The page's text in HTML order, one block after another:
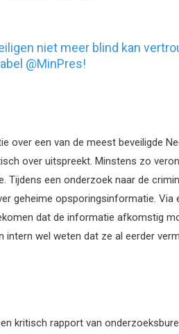
niet meer blind kan
@MinPres!
over een van de meest beveiligde
over uitspreekt. Minstens zo
Tijdens een onderzoek naar de
geheime opsporingsinformatie. Via
dat de informatie afkomstig
intern wel weten dat ze al eerder
kritisch rapport van